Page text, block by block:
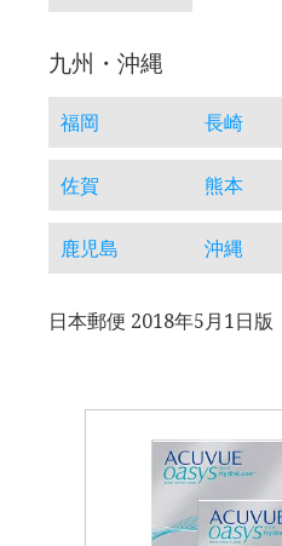
九州・沖縄
福岡 長崎
佐賀 熊本
鹿児島 沖縄
日本郵便 2018年5月1日版